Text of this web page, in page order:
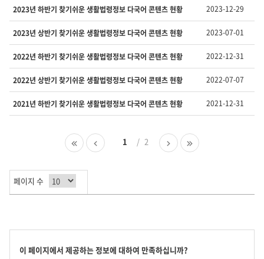
제
목,
담
당
부
유
형,
록
를
제
공
다.
2023년 하반기 찾기쉬운 생활법령정보 다국어 콘텐츠 현황 2023-12-29
2023년 상반기 찾기쉬운 생활법령정보 다국어 콘텐츠 현황 2023-07-01
2022년 하반기 찾기쉬운 생활법령정보 다국어 콘텐츠 현황 2022-12-31
2022년 상반기 찾기쉬운 생활법령정보 다국어 콘텐츠 현황 2022-07-07
2021년 하반기 찾기쉬운 생활법령정보 다국어 콘텐츠 현황 2021-12-31
첫
페
이
전
1 2
다
음
마
지
지
페이지 수
콘
이 페이지에서 제공하는 정보에 대하여 만족하십니까?